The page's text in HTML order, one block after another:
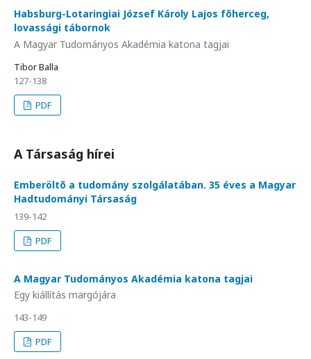
Habsburg-Lotaringiai József Károly Lajos fõherceg,
lovassági tábornok
A Magyar Tudományos Akadémia katona tagjai
Tibor Balla
127-138
PDF
A Társaság hírei
Emberöltõ a tudomány szolgálatában. 35 éves a Magyar
Hadtudományi Társaság
139-142
PDF
A Magyar Tudományos Akadémia katona tagjai
Egy kiállítás margójára
143-149
PDF